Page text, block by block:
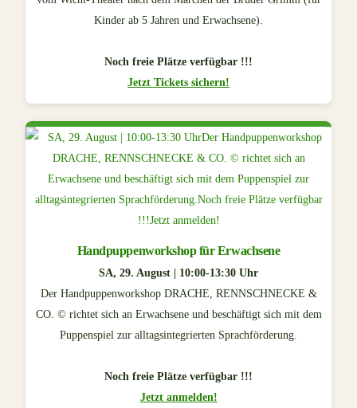
Kinder ab 5 Jahren und Erwachsene).
Noch freie Plätze verfügbar !!!
Jetzt Tickets sichern!
Handpuppenworkshop für Erwachsene
SA, 29. August | 10:00-13:30 Uhr
Der Handpuppenworkshop DRACHE, RENNSCHNECKE &
CO. © richtet sich an Erwachsene und beschäftigt sich mit dem
Puppenspiel zur alltagsintegrierten Sprachförderung.
Noch freie Plätze verfügbar !!!
Jetzt anmelden!